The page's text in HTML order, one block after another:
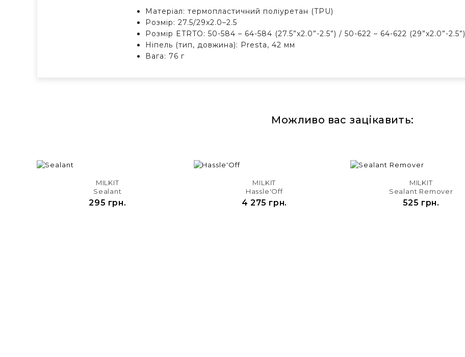
Матеріал: термопластичний поліуретан (TPU)
Розмір: 27.5/29x2.0–2.5
Розмір ETRTO: 50-584 – 64-584 (27.5”x2.0”-2.5”) / 50-622 – 64-622 (29”x2.0”-2.5”)
Ніпель (тип, довжина): Presta, 42 мм
Вага: 76 г
Можливо вас зацікавить:
MILKIT
Sealant
295 грн.
MILKIT
Hassle'Off
4 275 грн.
MILKIT
Sealant Remover
525 грн.